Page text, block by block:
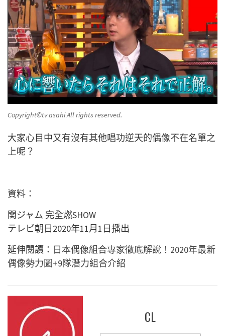
Copyright©️tv asahi All rights reserved.
大家心目中又有沒有其他唱功逆天的偶像不在名單之
上呢？
資料：
関ジャム 完全燃SHOW
テレビ朝日2020年11月1日播出
延伸閱讀： 日本偶像組合專家徹底解說！2020年最新
偶像勢力圖+9隊潛力組合介紹
CL